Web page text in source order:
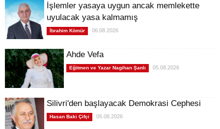
İşlemler yasaya uygun ancak memlekette
uyulacak yasa kalmamış
İbrahim Kömür 06.08.2026
Ahde Vefa
Eğitmen ve Yazar Nagihan Şanlı 05.08.2026
Silivri'den başlayacak Demokrasi Cephesi
Hasan Baki Çifçi 05.08.2026